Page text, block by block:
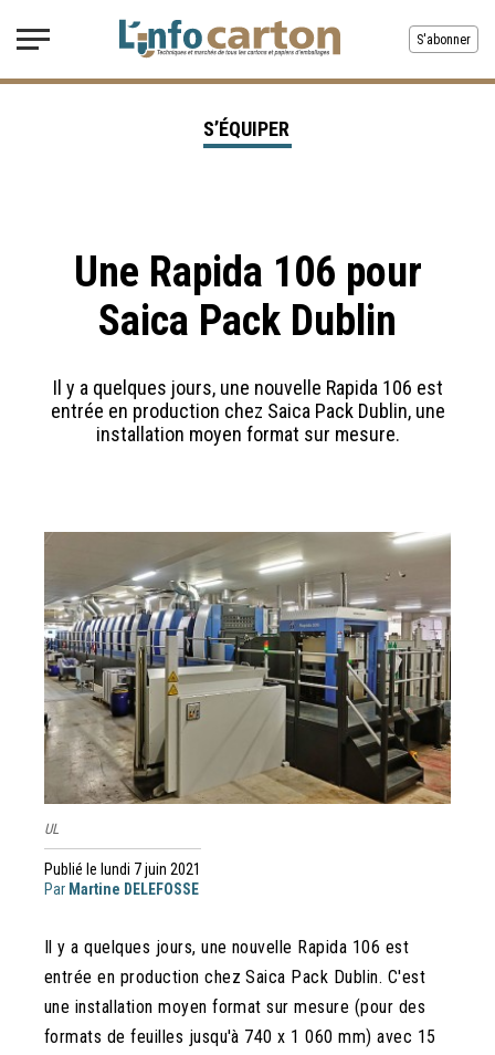
S'abonner
Une Rapida 106 pour
Saica Pack Dublin
Il y a quelques jours, une nouvelle Rapida 106 est
entrée en production chez Saica Pack Dublin, une
installation moyen format sur mesure.
S’ÉQUIPER
Publié le lundi 7 juin 2021
Par Martine DELEFOSSE
UL
Il y a quelques jours, une nouvelle Rapida 106 est
entrée en production chez Saica Pack Dublin. C'est
une installation moyen format sur mesure (pour des
formats de feuilles jusqu'à 740 x 1 060 mm) avec 15